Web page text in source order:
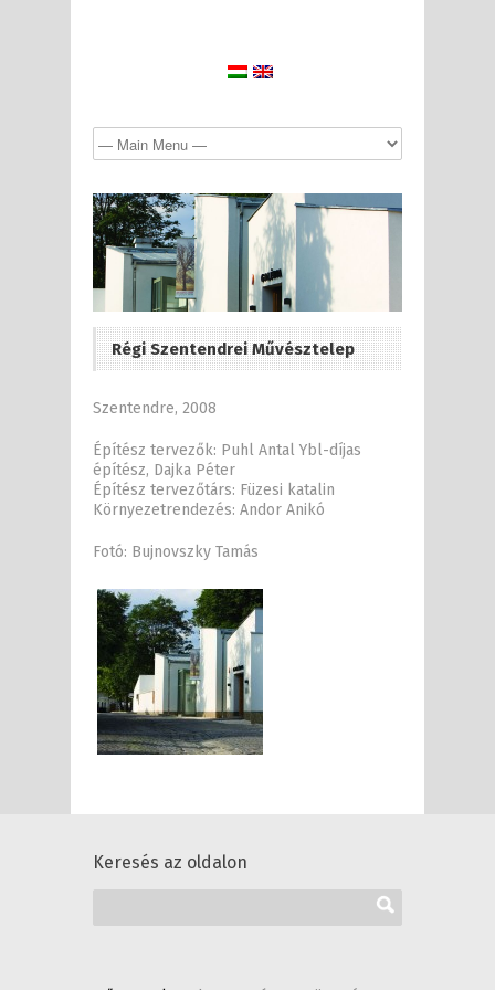
Régi Szentendrei Művésztelep
Szentendre, 2008
Építész tervezők: Puhl Antal Ybl-díjas
építész, Dajka Péter
Építész tervezőtárs: Füzesi katalin
Környezetrendezés: Andor Anikó
Fotó: Bujnovszky Tamás
Keresés az oldalon